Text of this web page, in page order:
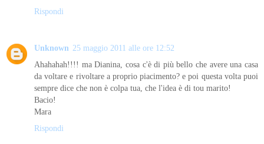
Rispondi
Unknown 25 maggio 2011 alle ore 12:52
Ahahahah!!!! ma Dianina, cosa c'è di più bello che avere una casa
da voltare e rivoltare a proprio piacimento? e poi questa volta puoi
sempre dice che non è colpa tua, che l'idea è di tou marito!
Bacio!
Mara
Rispondi